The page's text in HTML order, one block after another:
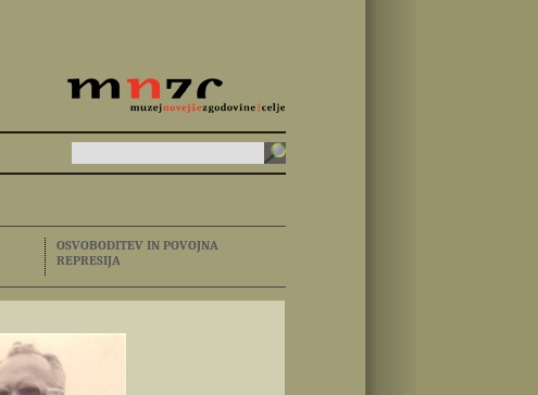
OSVOBODITEV IN POVOJNA
REPRESIJA